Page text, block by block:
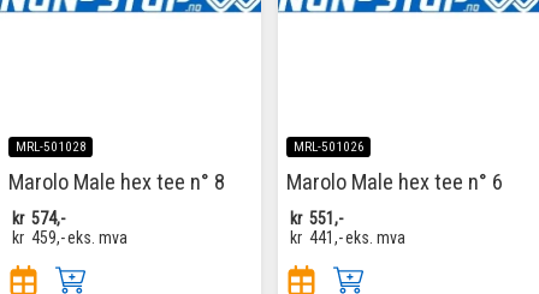
MRL-501028
Marolo Male hex tee n° 8
kr 574,-
kr 459,-eks. mva
MRL-501026
Marolo Male hex tee n° 6
kr 551,-
kr 441,-eks. mva